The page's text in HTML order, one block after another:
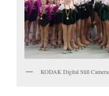
KODAK Digital Still Camera